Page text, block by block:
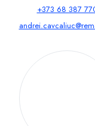
+373 68 387